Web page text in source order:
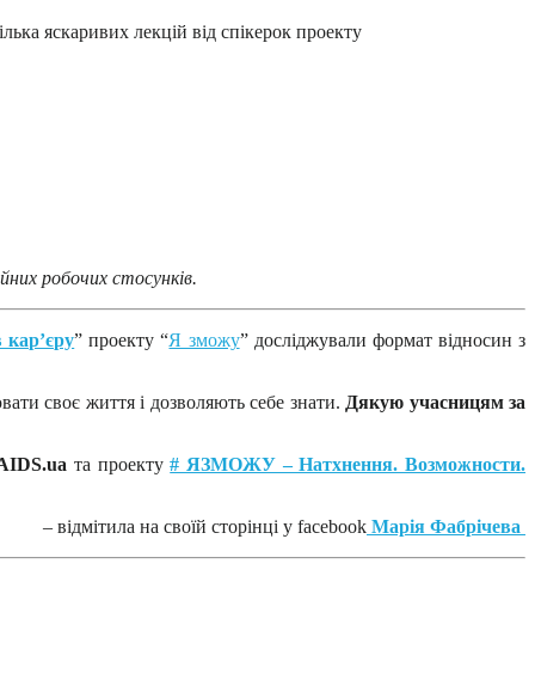
яскаривих лекцій від спікерок проекту
робочих стосунків.
кар’єру” проекту “Я зможу” досліджували формат відносин з
своє життя і дозволяють себе знати. Дякую учасницям за
та проекту# ЯЗМОЖУ – Натхнення. Возможности.
– відмітила на своїй сторінці у facebook Марія Фабрічева